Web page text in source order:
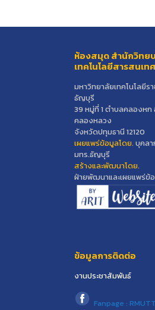
ห้องสมุด สำนักวิทย
เทคโนโลยีสารสนเทศ
มหาวิทยาลัยเทคโนโลยีร
ธัญบุรี
39 หมู่ที่ 1 ตำบลคลองหก
คลองหลวง
จังหวัดปทุมธานี 12120
เผยแพร่ข้อมูลโดย.บุคล
มทร.ธัญบุรี
สร้างและพัฒนาโดย.
ฝ่ายพัฒนาและเผยแพร่ข้
ข้อมูลการติดต่อ
งานประชาสัมพันธ์
Fanpage :